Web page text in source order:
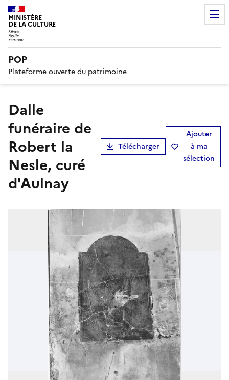
MINISTÈRE
DE LA CULTURE
POP
Plateforme ouverte du patrimoine
dalle
funéraire de
Robert la
Nesle, curé
d'Aulnay
Télécharger
Ajouter
à ma
sélection